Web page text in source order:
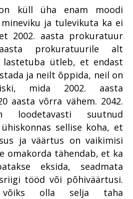
investeerimiskelmuste
pandeemia peatamiseks
Suure kahjuga
majanduskuritegevus
Süüdistusosakond aastal
2021
Teekond prokuratuuris -
hakkajast praktikandist
kogemustega
ringkonnaprokuröriks.
Intervjuu Liisa Nuudiga
Tugevatoimelised uimastid
Vahistamine ja
konfiskeerimine
Viru ringkonnaprokuratuur
Süüdistusosakond 2020.
aastal
Järelevalveosakond 2020.
aastal
Haldusosakond 2020. aastal
Prokuratuuri infosüsteemi
uuendus PRIS3
Prokuratuuris töötamisest
Prokuratuur tunnustab
Mälestused Eurojusti tööst
2004–2019
Rahvusvaheline koostöö 2019
Valmisid prokuröride
kompetentsimudelid
Prokuratuur 2015–2019
Ühenda prokurör tema
lemmikuga
Prokuratuuri panus
õigusloomesse
Prokuratuuri aastaraamat
küll üha enam moodi
ja tulevikuta ka ei
2002. aasta prokuratuur
prokuratuurile alt
lastetuba ütleb, et endast
ja neilt õppida, neil on
mida 2002. aasta
aasta võrra vähem. 2042.
suutnud
sellise koha, et
ja väärtus on vaikimisi
omakorda tähendab, et ka
eksida, seadmata
tööd või põhiväärtusi.
võiks olla selja taha